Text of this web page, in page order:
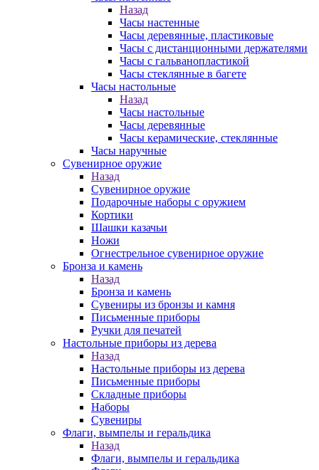
Назад
Часы настенные
Часы деревянные, пластиковые
Часы с дистанционными держателями
Часы с гальванопластикой
Часы стеклянные в багете
Часы настольные
Назад
Часы настольные
Часы деревянные
Часы керамические, стеклянные
Часы наручные
Сувенирное оружие
Назад
Сувенирное оружие
Подарочные наборы с оружием
Кортики
Шашки казачьи
Ножи
Огнестрельное сувенирное оружие
Бронза и камень
Назад
Бронза и камень
Сувениры из бронзы и камня
Письменные приборы
Ручки для печатей
Настольные приборы из дерева
Назад
Настольные приборы из дерева
Письменные приборы
Складные приборы
Наборы
Сувениры
Флаги, вымпелы и геральдика
Назад
Флаги, вымпелы и геральдика